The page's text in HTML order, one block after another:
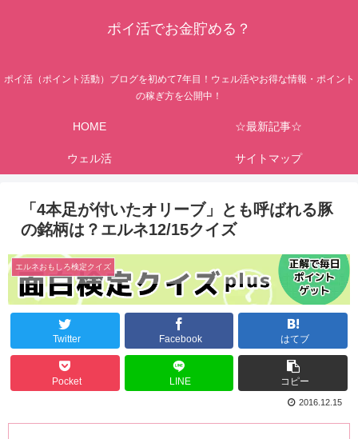
ポイ活でお金貯める？
ポイ活（ポイント活動）ブログを初めて7年目！ウェル活やお得な情報・ポイント
の稼ぎ方を公開中！
HOME ☆最新記事☆
ウェル活 サイトマップ
「4本足が付いたオリーブ」とも呼ばれる豚
の銘柄は？エルネ12/15クイズ
エルネおもしろ検定クイズ
Twitter Facebook はてブ
Pocket LINE コピー
2016.12.15